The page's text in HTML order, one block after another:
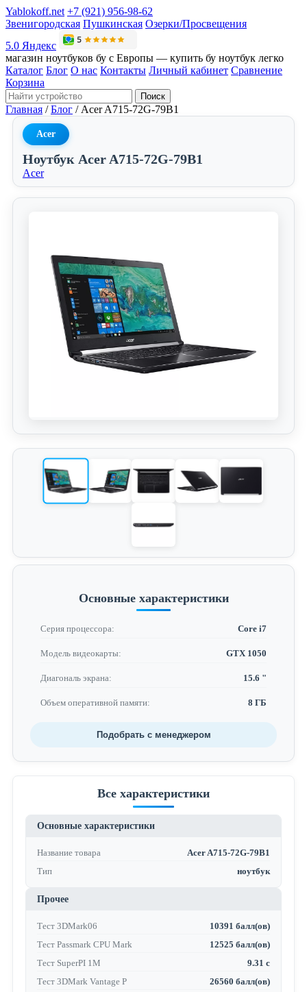
Yablokoff.net +7 (921) 956-98-62
Звенигородская Пушкинская Озерки/Просвещения
5.0 Яндекс
магазин ноутбуков бу с Европы — купить бу ноутбук легко
Каталог Блог О нас Контакты Личный кабинет Сравнение
Корзина
Поиск
Главная / Блог / Acer A715-72G-79B1
Acer
Ноутбук Acer A715-72G-79B1
Acer
Основные характеристики
Серия процессора: Core i7
Модель видеокарты: GTX 1050
Диагональ экрана: 15.6 "
Объем оперативной памяти: 8 ГБ
Подобрать с менеджером
Все характеристики
Основные характеристики
Название товара
Acer A715-72G-79B1
Тип
ноутбук
Прочее
Тест 3DMark06
10391 балл(ов)
Тест Passmark CPU Mark
12525 балл(ов)
Тест SuperPI 1M
9.31 с
Тест 3DMark Vantage P
26560 балл(ов)